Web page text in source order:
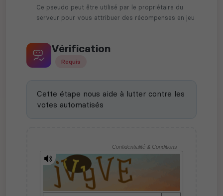
Ce pseudo peut être utilisé par le propriétaire du
serveur pour vous attribuer des récompenses en jeu
Vérification
Requis
Cette étape nous aide à lutter contre les
votes automatisés